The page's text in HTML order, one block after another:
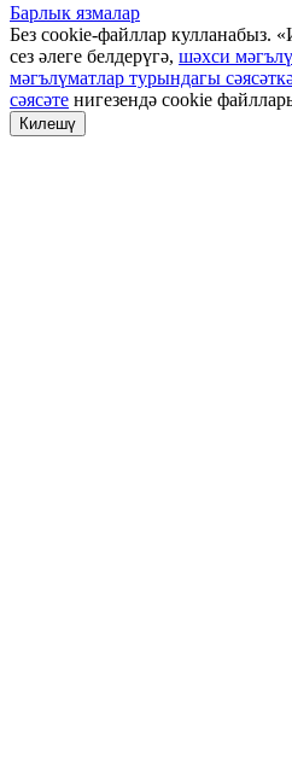
Барлык язмалар
Без cookie-файллар кулланабыз.
сез әлеге белдерүгә, шәхси
мәгълүматлар турындагы
сәясәте нигезендә cookie
Килешү